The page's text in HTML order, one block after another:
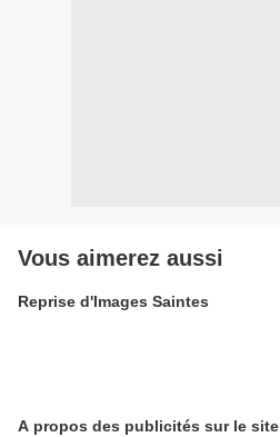
Vous aimerez aussi
Reprise d'Images Saintes
A propos des publicités sur le site